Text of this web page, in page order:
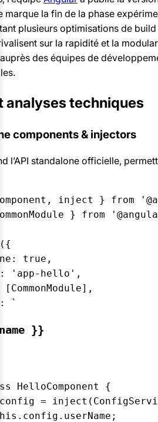
marque la fin de la phase
plusieurs optimisations de
sur la rapidité et la
des équipes de
analyses techniques
components & injectors
l’API standalone officielle,
inject } from
} from
true,
'app-hello',
[CommonModule],
`
}}
HelloComponent {
=